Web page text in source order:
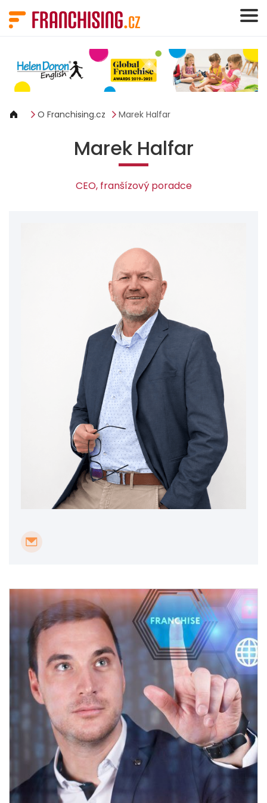
O Franchising.cz Marek Halfar
Marek Halfar
CEO, franšízový poradce